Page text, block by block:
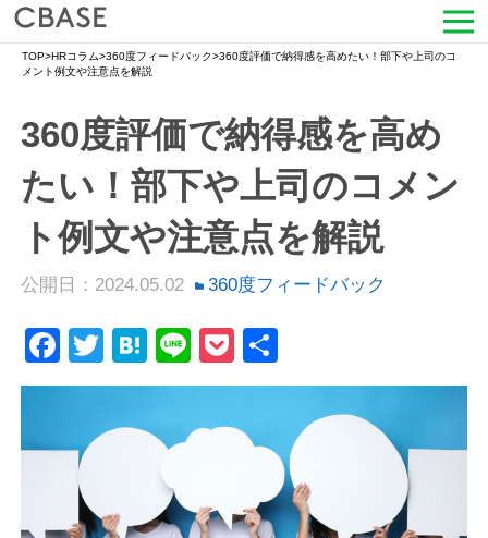
サービス
活用シーン
導入事例
セミナー情報
HRコラム
お知らせ
よくある質問
TOP>HRコラム>360度フィードバック>360度評価で納得感を高めたい！部下や上司のコ
メント例文や注意点を解説
360度評価で納得感を高め
たい！部下や上司のコメン
ト例文や注意点を解説
公開日：2024.05.02 360度フィードバック
Facebook
Twitter
Hatena
LinePocket
有